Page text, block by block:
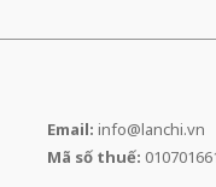
Email: info@lanchi.vn
Mã số thuế: